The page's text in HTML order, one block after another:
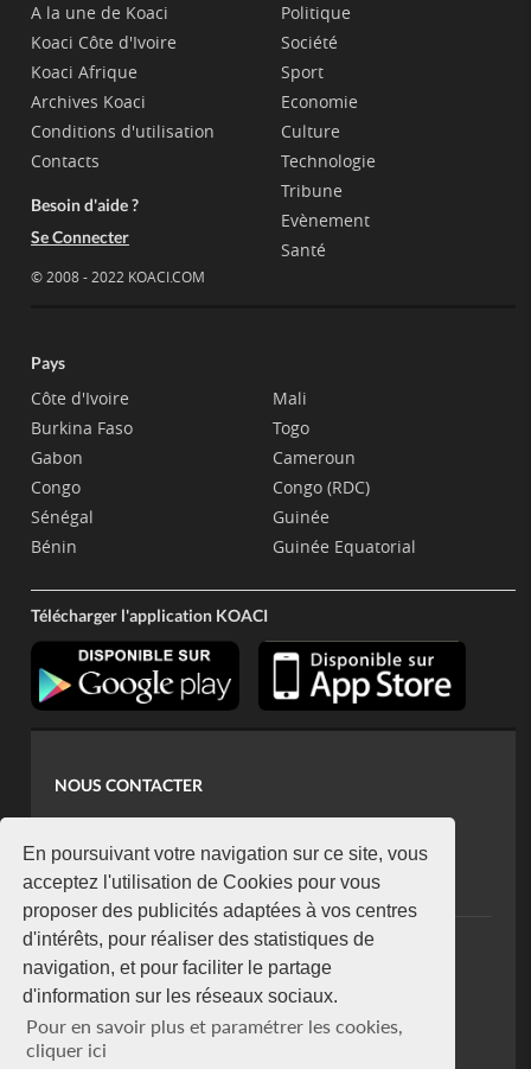
En poursuivant votre navigation sur ce site, vous
acceptez l'utilisation de Cookies pour vous
proposer des publicités adaptées à vos centres
d'intérêts, pour réaliser des statistiques de
navigation, et pour faciliter le partage
d'information sur les réseaux sociaux.
Pour en savoir plus et paramétrer les cookies,
cliquer ici
A la une de Koaci
Koaci Côte d'Ivoire
Koaci Afrique
Archives Koaci
Conditions d'utilisation
Contacts
Besoin d'aide ?
Se Connecter
© 2008 - 2022 KOACI.COM
Politique
Société
Sport
Economie
Culture
Technologie
Tribune
Evènement
Santé
Pays
Côte d'Ivoire
Burkina Faso
Gabon
Congo
Sénégal
Bénin
Mali
Togo
Cameroun
Congo (RDC)
Guinée
Guinée Equatorial
Télécharger l'application KOACI
NOUS CONTACTER
koaci@yahoo.fr
+225 07 08 85 52 93
NEWSLETTER
Restez connecté via notre newsletter
S'abonner
Se désabonner